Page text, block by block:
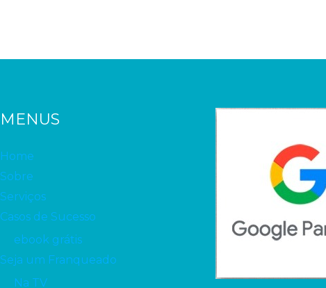
MENUS
Home
Sobre
Serviços
Casos de Sucesso
ebook grátis
Seja um Franqueado
Na TV